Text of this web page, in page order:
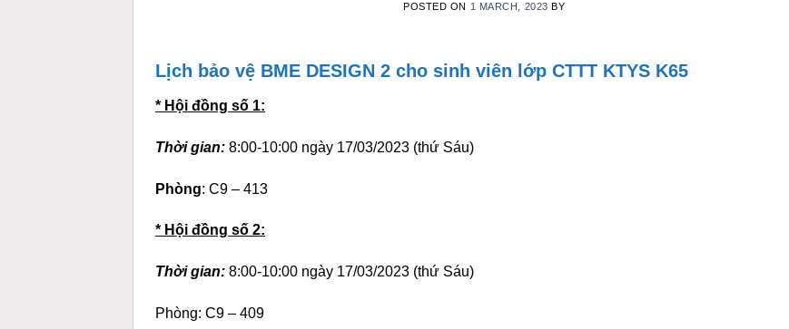
POSTED ON 1 MARCH, 2023 BY
Lịch bảo vệ BME DESIGN 2 cho sinh viên lớp CTTT KTYS K65
* Hội đồng số 1:
Thời gian: 8:00-10:00 ngày 17/03/2023 (thứ Sáu)
Phòng: C9 – 413
* Hội đồng số 2:
Thời gian: 8:00-10:00 ngày 17/03/2023 (thứ Sáu)
Phòng: C9 – 409